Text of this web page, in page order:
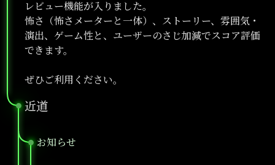
レビュー機能が入りました。
怖さ（怖さメーターと一体）、ストーリー、雰囲気・
演出、ゲーム性と、ユーザーのさじ加減でスコア評価
できます。
ぜひご利用ください。
近道
●
お知らせ
●